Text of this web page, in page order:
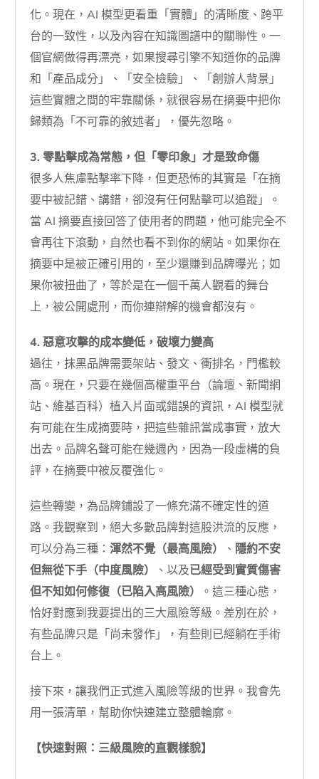
化。現在，AI 模型更看重「實體」的清晰度、跨平
台的一致性，以及內容在知識圖譜中的關聯性。一
個官網做得再漂亮，如果搜尋引擎不知道你的品牌
和「產品成分」、「安全檢驗」、「創辦人背景」
這些實體之間的牢靠關係，就很容易在摘要中把你
歸類為「不可靠的敘述者」，優先忽略。
3. 零點擊成為常態，但「零印象」才是致命傷
很多人焦慮點擊率下降，但更恐怖的其實是「在摘
要中被記錯、講錯，卻沒有任何點擊可以追蹤」。
當 AI 摘要直接回答了使用者的問題，他可能完全不
會再往下滾動，自然也看不到你的網站。如果你在
摘要中是被正確引用的，至少還賺到品牌曝光；如
果你被扭曲了，等於是在一個千萬人觀看的舞台
上，被公開處刑，而你連辯解的機會都沒有。
4. 惡意攻擊的成本變低，破壞力變高
過往，抹黑品牌需要架站、發文、衝排名，門檻較
高。現在，只要在幾個高權重平台（論壇、新聞網
站、維基百科）植入片面或錯誤的資訊，AI 模型就
有可能在生成摘要時，把這些雜訊當成事實，放大
出去。品牌名聲可能在幾週內，因為一段虛構的負
評，在摘要中被反覆強化。
這些轉變，為品牌鋪設了一條充滿不確定性的道
路。我觀察到，絕大多數品牌對這股洪流的反應，
可以分為三種：渾然不覺（最高風險） 、 隱約不安
但無從下手（中度風險）
、以及已經受到實質傷害
但不知如何修復（已陷入高風險）
。這三種心態，
恰好對應到我要提出的三大風險等級。差別在於，
有些品牌只是「尚未發作」，有些則已經躺在手術
台上。
接下來，讓我們正式進入風險等級的世界。我會先
用一張清單，幫助你快速建立整體輪廓。
【快速對照：三級風險的直觀樣貌】